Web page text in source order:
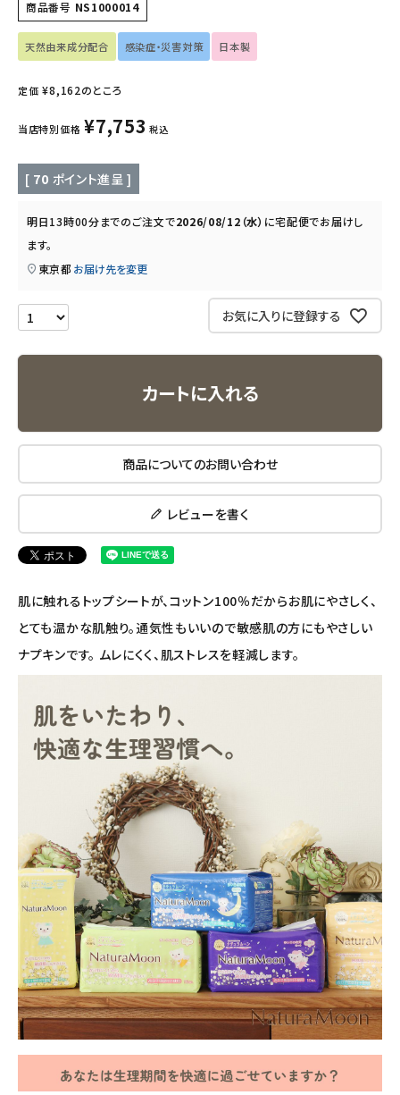
インナー・下着・ナイトウェア
キッチン用品
フード・ドリンク
ブランド
定期購入
オリジナルブランド
ナチュラムーン
エコメイト
ナチュラプラス
アルマウィン
コラム・スタッフのおすすめ
ご利用ガイド等
アカウント情報
ようこそ ゲスト 様
person 会員登録
商品番号 NS1000014
天然由来成分配合 感染症・災害対策 日本製
定価 ¥8,162のところ
当店特別価格 ¥7,753 税込
[ 70 ポイント進呈 ]
明日13時00分までのご注文で2026/08/12（水） に宅配便でお届けし
ます。
東京都 お届け先を変更
お気に入りに登録する
カートに入れる
商品についてのお問い合わせ
レビューを書く
肌に触れるトップシートが、コットン100％だからお肌にやさしく、
とても温かな肌触り。通気性もいいので敏感肌の方にもやさしい
ナプキンです。 ムレにくく、肌ストレスを軽減します。